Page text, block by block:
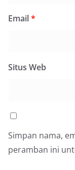
Email*
Situs Web
Simpan nama,
peramban ini